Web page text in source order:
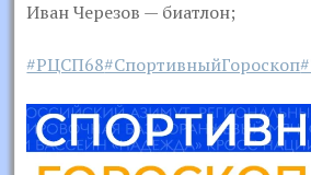
Иван Черезов — биатлон;
#РЦСП68#СпортивныйГороскоп